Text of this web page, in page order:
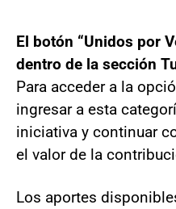
El botón “Unidos por
dentro de la sección
Para acceder a la
ingresar a esta
iniciativa y continuar
el valor de la
Los aportes